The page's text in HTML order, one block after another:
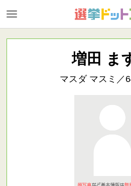
増田 ま
マスダ マスミ／